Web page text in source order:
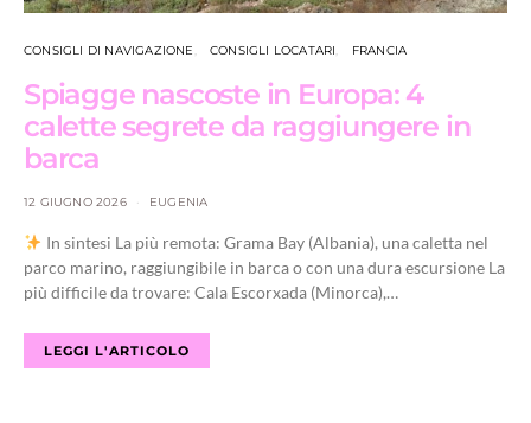
CONSIGLI DI NAVIGAZIONE CONSIGLI LOCATARI FRANCIA
Spiagge nascoste in Europa: 4
calette segrete da raggiungere in
barca
12 GIUGNO 2026 EUGENIA
In sintesi La più remota: Grama Bay (Albania), una caletta nel
parco marino, raggiungibile in barca o con una dura escursione La
più difficile da trovare: Cala Escorxada (Minorca),…
LEGGI L'ARTICOLO